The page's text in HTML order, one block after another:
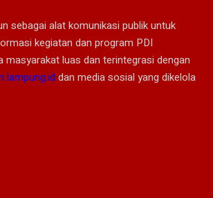
sebagai alat komunikasi publik untuk
kegiatan dan program PDI
masyarakat luas dan terintegrasi dengan
lampung.id dan media sosial yang dikelola